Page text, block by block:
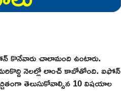
కొనేవారు చాలామంది ఉంటారు.
నెలల్లో లాంచ్ కాబోతోంది. ఐఫోన్
తెలుసుకోవాల్సిన 10 విషయాల